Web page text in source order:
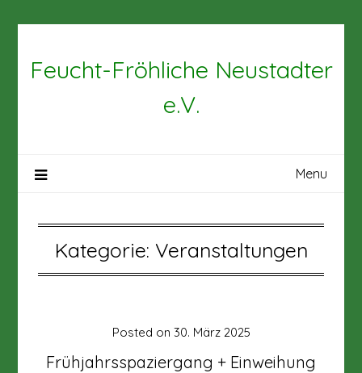
Feucht-Fröhliche Neustadter
e.V.
Menu
Kategorie: Veranstaltungen
Frühjahrsspaziergang + Einweihung
Posted on 30. März 2025